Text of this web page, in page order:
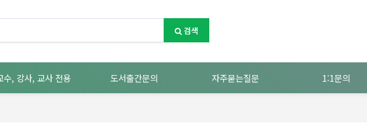
검색
수, 강사, 교사 전용 도서출간문의 자주묻는질문 1:1문의